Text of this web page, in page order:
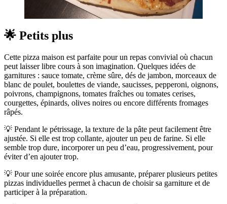
🌟 Petits plus
Cette pizza maison est parfaite pour un repas convivial où chacun
peut laisser libre cours à son imagination. Quelques idées de
garnitures : sauce tomate, crème sûre, dés de jambon, morceaux de
blanc de poulet, boulettes de viande, saucisses, pepperoni, oignons,
poivrons, champignons, tomates fraîches ou tomates cerises,
courgettes, épinards, olives noires ou encore différents fromages
râpés.
💡 Pendant le pétrissage, la texture de la pâte peut facilement être
ajustée. Si elle est trop collante, ajouter un peu de farine. Si elle
semble trop dure, incorporer un peu d’eau, progressivement, pour
éviter d’en ajouter trop.
💡 Pour une soirée encore plus amusante, préparer plusieurs petites
pizzas individuelles permet à chacun de choisir sa garniture et de
participer à la préparation.